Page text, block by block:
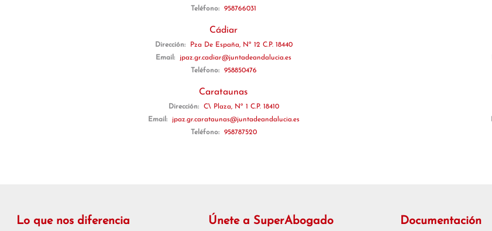
Teléfono:
958766031
Cádiar
Dirección:
Pza De España, Nº 12 C.P. 18440
Email:
jpaz.gr.cadiar@juntadeandalucia.es
Teléfono:
958850476
Carataunas
Dirección:
C\ Plaza, Nº 1 C.P. 18410
Email:
jpaz.gr.carataunas@juntadeandalucia.es
Teléfono:
958787520
Lo que nos diferencia Únete a SuperAbogado Documentación